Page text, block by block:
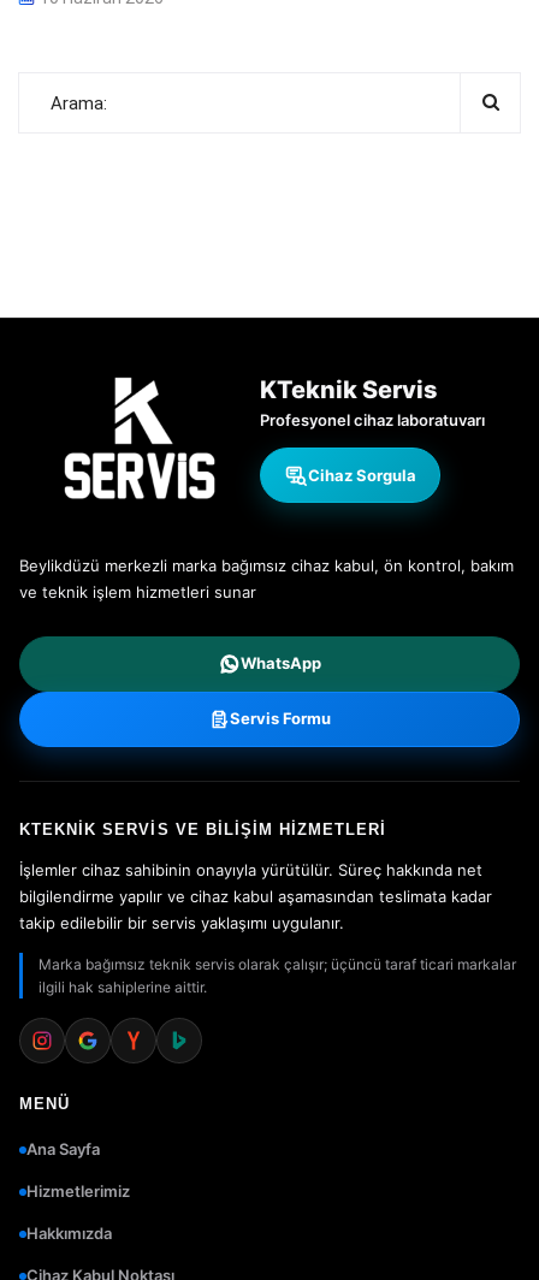
KTeknik Servis
Profesyonel cihaz laboratuvarı
Cihaz Sorgula
Beylikdüzü merkezli marka bağımsız cihaz kabul, ön kontrol, bakım
ve teknik işlem hizmetleri sunar
WhatsApp
Servis Formu
KTEKNIK SERVIS VE BILIŞIM HIZMETLERI
İşlemler cihaz sahibinin onayıyla yürütülür. Süreç hakkında net
bilgilendirme yapılır ve cihaz kabul aşamasından teslimata kadar
takip edilebilir bir servis yaklaşımı uygulanır.
Marka bağımsız teknik servis olarak çalışır; üçüncü taraf ticari markalar
ilgili hak sahiplerine aittir.
MENÜ
Ana Sayfa
Hizmetlerimiz
Hakkımızda
Cihaz Kabul Noktası